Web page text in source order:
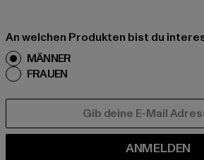
An welchen Produkten bist du
MÄNNER
FRAUEN
ANMELDEN